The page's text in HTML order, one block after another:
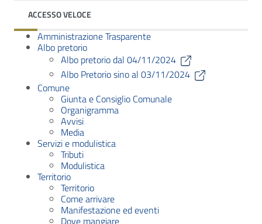
ACCESSO VELOCE
Amministrazione Trasparente
Albo pretorio
Albo pretorio dal 04/11/2024
Albo Pretorio sino al 03/11/2024
Comune
Giunta e Consiglio Comunale
Organigramma
Avvisi
Media
Servizi e modulistica
Tributi
Modulistica
Territorio
Territorio
Come arrivare
Manifestazione ed eventi
Dove mangiare